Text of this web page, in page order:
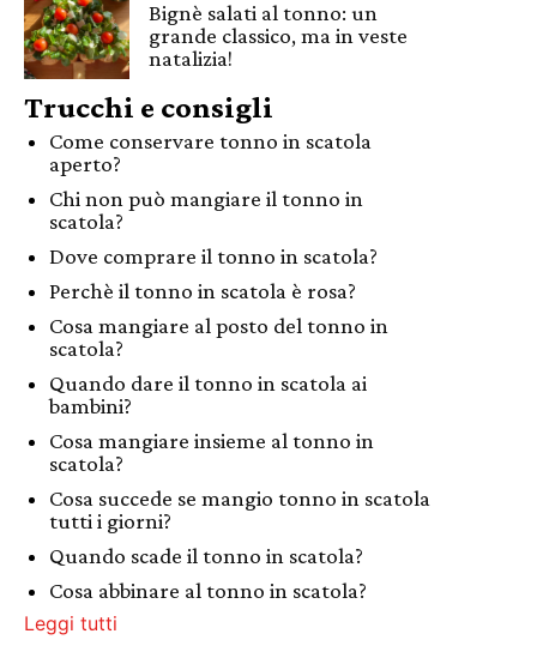
Bignè salati al tonno: un
grande classico, ma in veste
natalizia!
Trucchi e consigli
Come conservare tonno in scatola
aperto?
Chi non può mangiare il tonno in
scatola?
Dove comprare il tonno in scatola?
Perchè il tonno in scatola è rosa?
Cosa mangiare al posto del tonno in
scatola?
Quando dare il tonno in scatola ai
bambini?
Cosa mangiare insieme al tonno in
scatola?
Cosa succede se mangio tonno in scatola
tutti i giorni?
Quando scade il tonno in scatola?
Cosa abbinare al tonno in scatola?
Leggi tutti